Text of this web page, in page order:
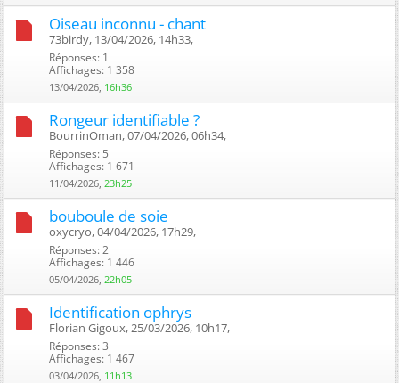
Oiseau inconnu - chant
73birdy, 13/04/2026, 14h33, ‎
Réponses: 1
Affichages: 1 358
13/04/2026, 16h36
Rongeur identifiable ?
BourrinOman, 07/04/2026, 06h34, ‎
Réponses: 5
Affichages: 1 671
11/04/2026, 23h25
bouboule de soie
oxycryo, 04/04/2026, 17h29, ‎
Réponses: 2
Affichages: 1 446
05/04/2026, 22h05
Identification ophrys
Florian Gigoux, 25/03/2026, 10h17, ‎
Réponses: 3
Affichages: 1 467
03/04/2026, 11h13